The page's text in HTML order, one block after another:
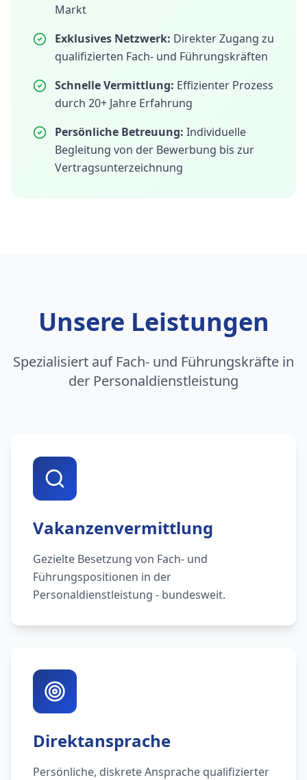
Markt
Exklusives Netzwerk: Direkter Zugang zu
qualifizierten Fach- und Führungskräften
Schnelle Vermittlung: Effizienter Prozess
durch 20+ Jahre Erfahrung
Persönliche Betreuung: Individuelle
Begleitung von der Bewerbung bis zur
Vertragsunterzeichnung
Unsere Leistungen
Spezialisiert auf Fach- und Führungskräfte in
der Personaldienstleistung
Vakanzenvermittlung
Gezielte Besetzung von Fach- und
Führungspositionen in der
Personaldienstleistung - bundesweit.
Direktansprache
Persönliche, diskrete Ansprache qualifizierter